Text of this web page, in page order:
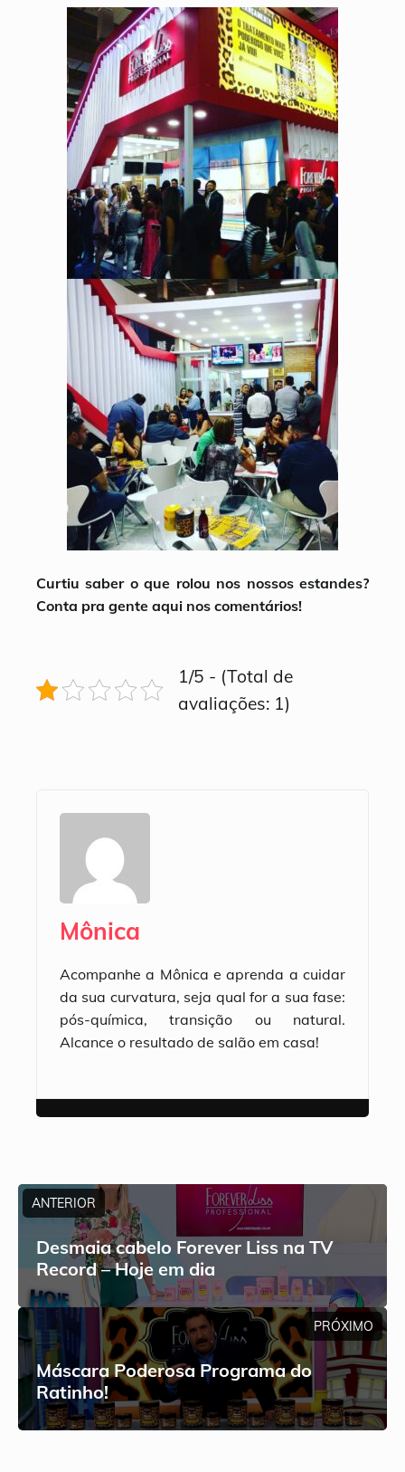
Curtiu saber o que rolou nos nossos estandes?
Conta pra gente aqui nos comentários!
1/5 - (Total de
avaliações: 1)
Mônica
Acompanhe a Mônica e aprenda a cuidar
da sua curvatura, seja qual for a sua fase:
pós-química, transição ou natural.
Alcance o resultado de salão em casa!
ANTERIOR
Desmaia cabelo Forever Liss na TV
Record – Hoje em dia
PRÓXIMO
Máscara Poderosa Programa do
Ratinho!